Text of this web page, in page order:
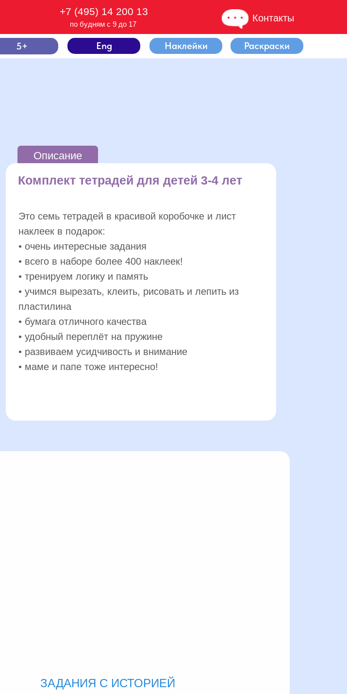
+7 (495) 14 200 13
по будням с 9 до 17
Контакты
Наклейки Раскраски
5+ Eng
Описание
Комплект тетрадей для детей 3-4 лет
Это семь тетрадей в красивой коробочке и лист
наклеек в подарок:
• очень интересные задания
• всего в наборе более 400 наклеек!
• тренируем логику и память
• учимся вырезать, клеить, рисовать и лепить из
пластилина
• бумага отличного качества
• удобный переплёт на пружине
• развиваем усидчивость и внимание
• маме и папе тоже интересно!
ЗАДАНИЯ С ИСТОРИЕЙ